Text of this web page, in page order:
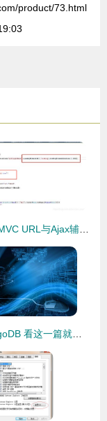
product/73.html
ASP.NET MVC URL与Ajax辅助器方法实战 构建高效软硬件代购代销解决方案
了解 MongoDB 看这一篇就够了 —— 代购代销计算机软硬件及辅助设备